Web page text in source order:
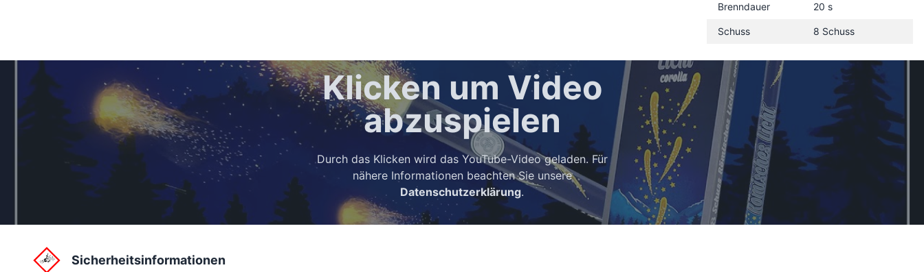
Brenndauer 20 s
Schuss 8 Schuss
Klicken um Video
abzuspielen
Durch das Klicken wird das YouTube-Video geladen. Für
nähere Informationen beachten Sie unsere
Datenschutzerklärung.
Sicherheitsinformationen